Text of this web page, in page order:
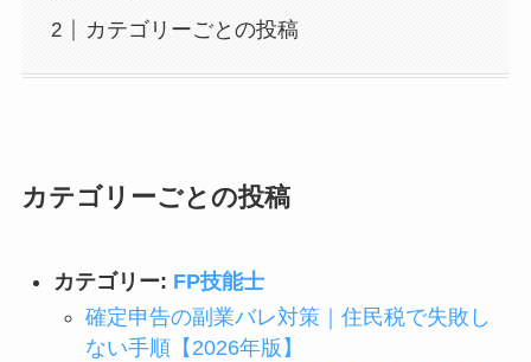
カテゴリーごとの投稿
カテゴリーごとの投稿
カテゴリー: FP技能士
確定申告の副業バレ対策｜住民税で失敗し
ない手順【2026年版】